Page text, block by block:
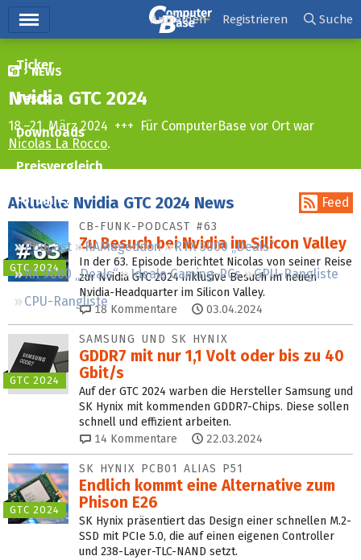
Ticker
Tests
Downloads
Preisvergleich
Forum
Podcast RAMageddon
RTX 5000 „Deals“
RX 9000 „Deals“
Ideale Gaming-PCs
GPU-Rangliste
CPU-Rangliste
Anmelden Registrieren Suche
NEWS
Nvidia GTC 2024
18.–21. März 2024 +++ Für ComputerBase vor Ort war
Nicolas La Rocco.
Aktuelle Nvidia GTC 2024 News Feed
GTC 2024
CB-FUNK-PODCAST #63
Zu Besuch bei Nvidia im Silicon Valley
In der 63. Episode berichtet Nicolas von seiner Reise
zur Nvidia GTC 2024 inklusive Besuch im neuen
Nvidia-Headquarter im Silicon Valley.
18 Kommentare 03.04.2024
GTC 2024
SAMSUNG UND SK HYNIX
GDDR7 mit nur 1,1 Volt oder bis zu 40
Gbit/s
Auf der GTC 2024 warben die Hersteller Samsung und
SK Hynix mit kommenden GDDR7-Chips. Diese sollen
schnell und effizient arbeiten.
14 Kommentare 22.03.2024
GTC 2024
SK HYNIX PCB01 ALIAS P51
Endlich kommt eine Alternative zum
Phison E26
SK Hynix präsentiert das Design einer schnellen M.2-
SSD mit PCIe 5.0, die auf einen eigenen Controller
und 238-Layer-TLC-NAND setzt.